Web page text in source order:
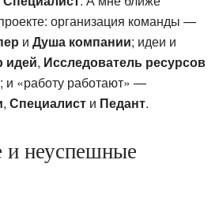
организация команды —
и Душа компании; идеи и
идей, Исследователь ресурсов
; и «работу работают» —
, Специалист и Педант.
неуспешные